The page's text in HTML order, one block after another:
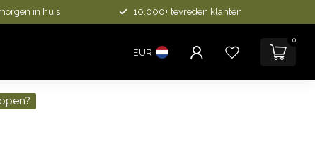
in huis 10.000+ tevreden klanten
EUR
0